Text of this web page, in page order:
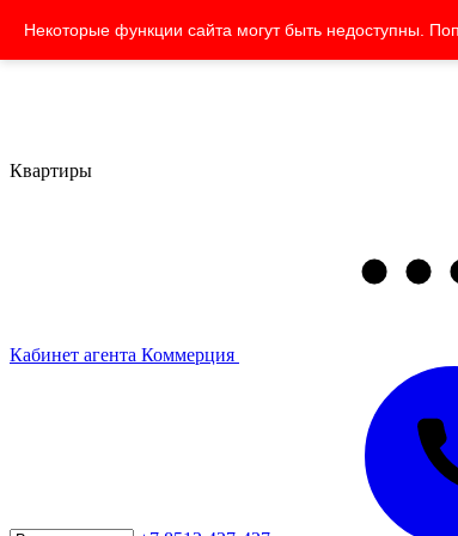
Некоторые функции сайта могут быть недоступны.
Квартиры
Кабинет агента Коммерция